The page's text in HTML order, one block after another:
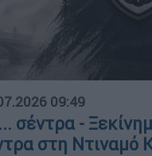
09:49
σέντρα -
στη Ντιναμό